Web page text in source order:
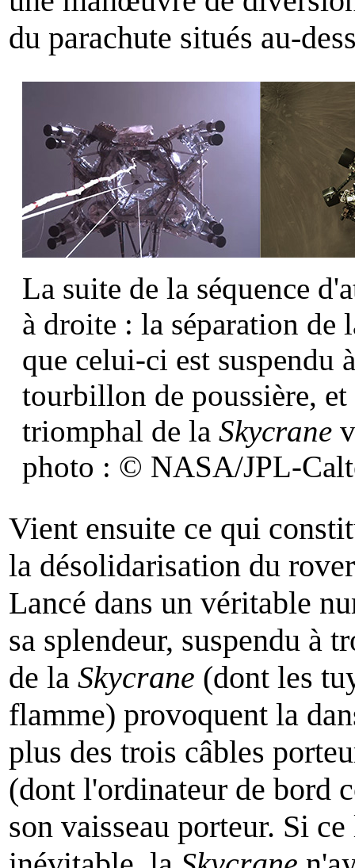
du parachute situés au-
La suite de la séquence
à droite : la séparation de
que celui-ci est suspendu
tourbillon de poussière,
triomphal de la Skycrane
photo : © NASA/JPL-
Vient ensuite ce qui
la désolidarisation du
Lancé dans un véritable
sa splendeur, suspendu à
de la Skycrane (dont les
flamme) provoquent la
plus des trois câbles
(dont l'ordinateur de bord
son vaisseau porteur. Si